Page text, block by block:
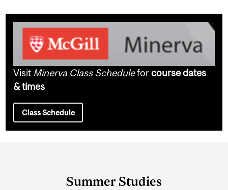
Visit Minerva Class Scheduleforcourse dates
& times
Class Schedule
Summer Studies